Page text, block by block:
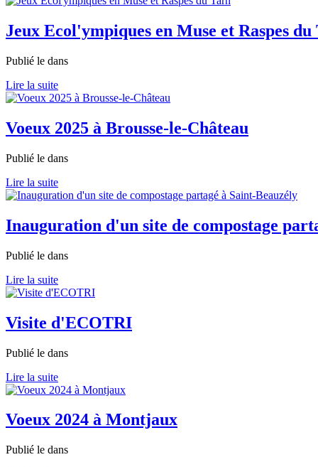
Jeux Ecol'ympiques en Muse et Raspes du
Publié le dans
Lire la suite
Voeux 2025 à Brousse-le-Château
Publié le dans
Lire la suite
Inauguration d'un site de compostage
Publié le dans
Lire la suite
Visite d'ECOTRI
Publié le dans
Lire la suite
Voeux 2024 à Montjaux
Publié le dans